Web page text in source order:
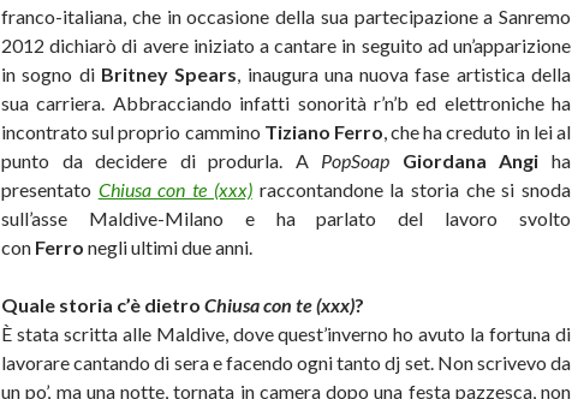
franco-italiana, che in occasione della sua partecipazione a Sanremo
2012 dichiarò di avere iniziato a cantare in seguito ad un’apparizione
in sogno di Britney Spears, inaugura una nuova fase artistica della
sua carriera. Abbracciando infatti sonorità r’n’b ed elettroniche ha
incontrato sul proprio cammino Tiziano Ferro, che ha creduto in lei al
punto da decidere di produrla. A PopSoap Giordana Angiha
presentato Chiusa con te (xxx) raccontandone la storia che si snoda
sull’asse Maldive-Milano e ha parlato del lavoro svolto
con Ferro negli ultimi due anni.
Quale storia c’è dietro Chiusa con te (xxx)?
È stata scritta alle Maldive, dove quest’inverno ho avuto la fortuna di
lavorare cantando di sera e facendo ogni tanto dj set. Non scrivevo da
un po’, ma una notte, tornata in camera dopo una festa pazzesca, non